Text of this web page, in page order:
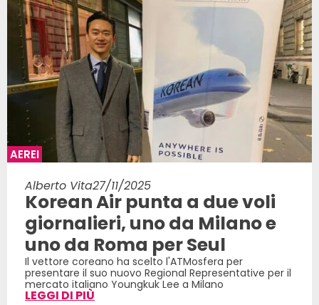
AEREI
Alberto Vita27/11/2025
Korean Air punta a due voli
giornalieri, uno da Milano e
uno da Roma per Seul
Il vettore coreano ha scelto l'ATMosfera per
presentare il suo nuovo Regional Representative per il
mercato italiano Youngkuk Lee a Milano
LEGGI DI PIÙ